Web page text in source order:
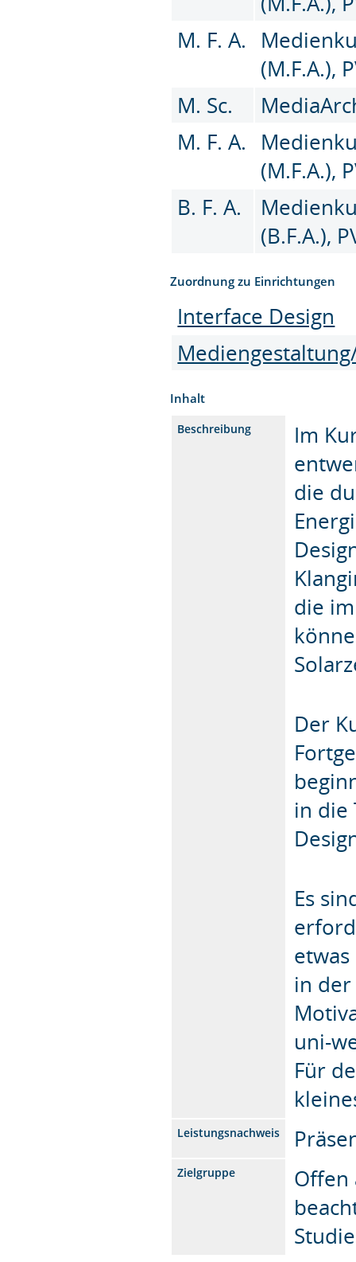
M. F. A.
(M.F.A.),
M. Sc.
M. F. A.
(M.F.A.),
B. F. A.
(B.F.A.),
Zuordnung zu Einrichtungen
Interface Design
Inhalt
Beschreibung
Im
die
die
Der
in die
Es
in
uni-
Für
Leistungsnachweis
Zielgruppe
Offen